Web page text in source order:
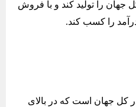
۶۰٪ از بور کل جهان را تولید کند و با فروش
دارای ۷۲٪ بور در کل جهان است که در بالای